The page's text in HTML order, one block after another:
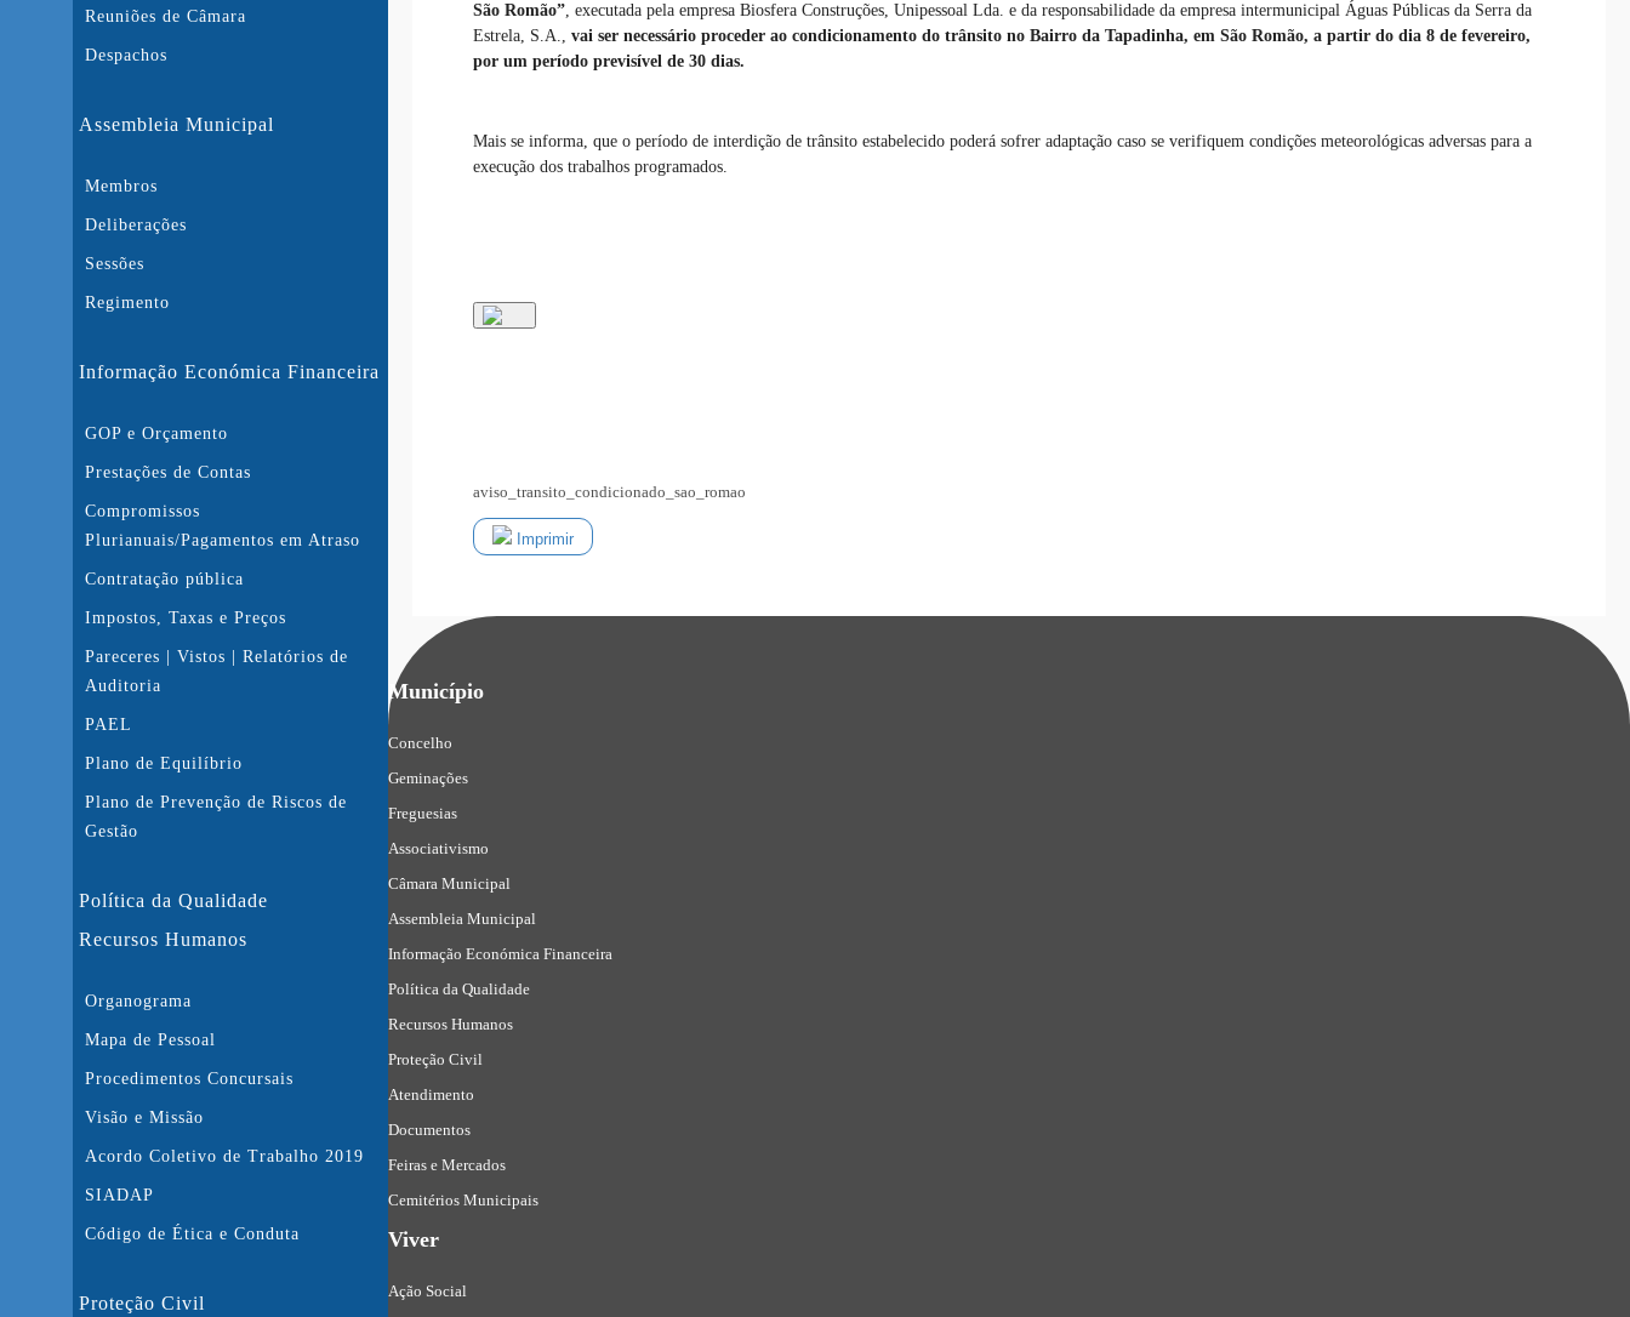
Reuniões de Câmara
Despachos
Assembleia Municipal
Membros
Deliberações
Sessões
Regimento
Informação Económica Financeira
GOP e Orçamento
Prestações de Contas
Compromissos
Plurianuais/Pagamentos em Atraso
Contratação pública
Impostos, Taxas e Preços
Pareceres | Vistos | Relatórios de
Auditoria
PAEL
Plano de Equilíbrio
Plano de Prevenção de Riscos de
Gestão
Política da Qualidade
Recursos Humanos
Organograma
Mapa de Pessoal
Procedimentos Concursais
Visão e Missão
Acordo Coletivo de Trabalho 2019
SIADAP
Código de Ética e Conduta
Proteção Civil
São Romão”, executada pela empresa Biosfera Construções, Unipessoal Lda. e da responsabilidade da empresa intermunicipal Águas Públicas da Serra da
Estrela, S.A., vai ser necessário proceder ao condicionamento do trânsito no Bairro da Tapadinha, em São Romão, a partir do dia 8 de fevereiro,
por um período previsível de 30 dias.
Mais se informa, que o período de interdição de trânsito estabelecido poderá sofrer adaptação caso se verifiquem condições meteorológicas adversas para a
execução dos trabalhos programados.
aviso_transito_condicionado_sao_romao
Imprimir
Município
Concelho
Geminações
Freguesias
Associativismo
Câmara Municipal
Assembleia Municipal
Informação Económica Financeira
Política da Qualidade
Recursos Humanos
Proteção Civil
Atendimento
Documentos
Feiras e Mercados
Cemitérios Municipais
Viver
Ação Social